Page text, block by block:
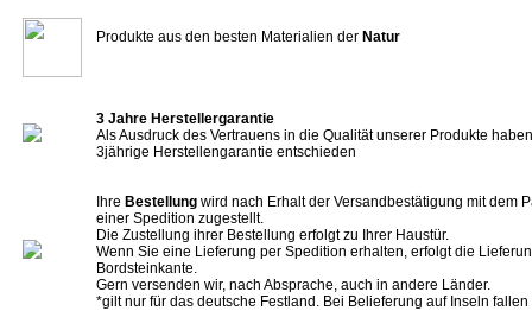
Produkte aus den besten Materialien der Natur
3 Jahre Herstellergarantie
Als Ausdruck des Vertrauens in die Qualität unserer Produkte
3jährige Herstellengarantie entschieden
Ihre Bestellung wird nach Erhalt der Versandbestätigung mit dem
einer Spedition zugestellt.
Die Zustellung ihrer Bestellung erfolgt zu Ihrer Haustür.
Wenn Sie eine Lieferung per Spedition erhalten, erfolgt die
Bordsteinkante.
Gern versenden wir, nach Absprache, auch in andere Länder.
*gilt nur für das deutsche Festland. Bei Belieferung auf Inseln